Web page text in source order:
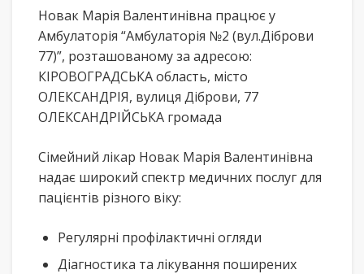
Новак Марія Валентинівна працює у
Амбулаторія “Амбулаторія №2 (вул.Діброви
77)”, розташованому за адресою:
КІРОВОГРАДСЬКА область, місто
ОЛЕКСАНДРІЯ, вулиця Діброви, 77
ОЛЕКСАНДРІЙСЬКА громада
Сімейний лікар Новак Марія Валентинівна
надає широкий спектр медичних послуг для
пацієнтів різного віку:
Регулярні профілактичні огляди
Діагностика та лікування поширених